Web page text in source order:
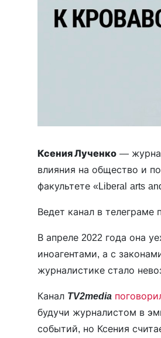
Ксения Лученко —
влияния на общество и
факультете «Liberal arts
Ведет канал в телеграме
В апреле 2022 года она
иноагентами, а с
журналистике стало
Канал TV2media
будучи журналистом в
событий, но Ксения